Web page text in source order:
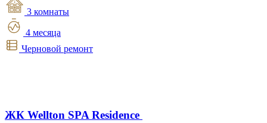
3 комнаты
4 месяца
Черновой ремонт
ЖК Wellton SPA Residence